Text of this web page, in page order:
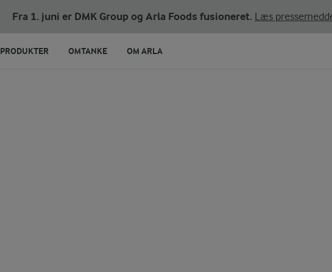
Fra 1. juni er DMK Group og Arla Foods fusioneret. Læs
PRODUKTER OMTANKE OM ARLA